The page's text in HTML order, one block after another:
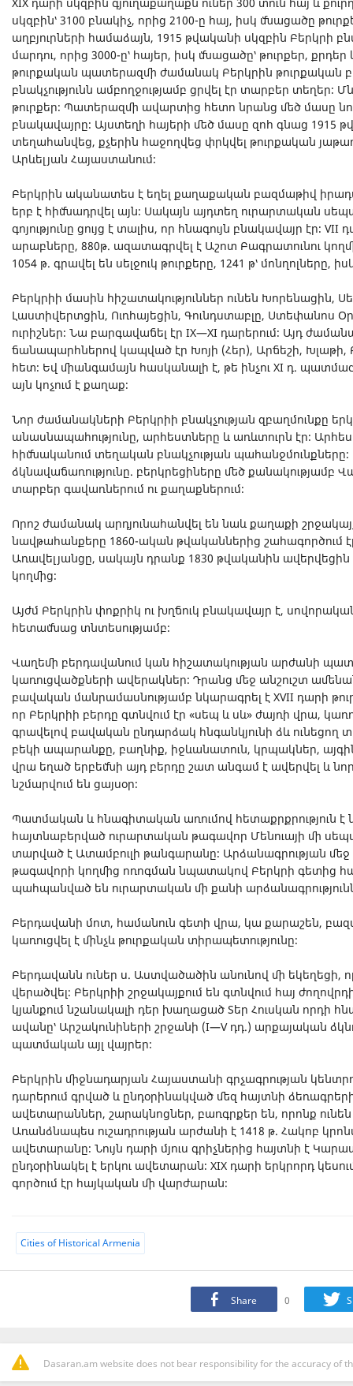
սկզբին՝ 3100 բնակիչ, որից 2100-ը հայ, իսկ մնացածը
աղբյուրների համաձայն, 1915 թվականի սկզբին Բերկրի
մարդու, որից 3000-ը՝ հայեր, իսկ մնացածը՝ թուրքեր,
թուրքական պատերազմի ժամանակ Բերկրին թուրքական
բնակչությունն ամբողջությամբ ցրվել էր տարբեր տեղեր։
թուրքեր։ Պատերազմի ավարտից հետո նրանց մեծ մասը
բնակավայրը։ Այստեղի հայերի մեծ մասը զոհ գնաց 1915
տեղահանվեց, քչերին հաջողվեց փրկվել թուրքական
Արևելյան Հայաստանում։
Բերկրին ականատես է եղել քաղաքական բազմաթիվ
երբ է հիմնադրվել այն։ Սակայն այդտեղ ուրարտական
գոյությունը ցույց է տալիս, որ հնագույն բնակավայր էր։
արաբները, 880թ. ազատագրվել է Աշոտ Բագրատունու
1054 թ. գրավել են սելջուկ թուրքերը, 1241 թ՝ մոնղոլները,
Բերկրիի մասին հիշատակություններ ունեն Խորենացին,
Լաստիվերտցին, Ուռհայեցին, Գունդստաբլը, Ստեփանոս
ուրիշներ։ Նա բարգավաճել էր IX—XI դարերում։ Այդ
ճանապարհներով կապված էր Խոյի (Հեր), Արճեշի, Խլաթի,
հետ։ Եվ միանգամայն հասկանալի է, թե ինչու XI դ.
այն կոչում է քաղաք։
Նոր ժամանակների Բերկրիի բնակչության զբաղմունքը
անասնապահությունը, արհեստները և առևտուրն էր։
հիմնականում տեղական բնակչության պահանջմունքները։
ձկնավաճառությունը. բերկրեցիները մեծ քանակությամբ
տարբեր գավառներում ու քաղաքներում։
Որոշ ժամանակ արդյունահանվել են նաև քաղաքի
նավթահանքերը 1860-ական թվականներից շահագործում
Առավելյանցը, սակայն դրանք 1830 թվականին ավերվեցին
կողմից։
Այժմ Բերկրին փոքրիկ ու խղճուկ բնակավայր է,
հետամնաց տնտեսությամբ։
Վաղեմի բերդավանում կան հիշատակության արժանի
կառուցվածքների ավերակներ։ Դրանց մեջ անշուշտ
բավական մանրամասնությամբ նկարագրել է XVII դարի
որ Բերկրիի բերդը գտնվում էր «սեպ և սև» ժայռի վրա,
գրավելով բավական ընդարձակ հնգանկյունի ձև ունեցող
բեկի ապարանքը, բաղնիք, իջևանատուն, կրպակներ,
վրա եղած երբեմնի այդ բերդը շատ անգամ է ավերվել և
նշմարվում են ցայսօր։
Պատմական և հնագիտական առումով հետաքրքրություն է
հայտնաբերված ուրարտական թագավոր Մենուայի մի
տարված է Ատամբուլի թանգարանը։ Արձանագրության
թագավորի կողմից ոռոգման նպատակով Բերկրի գետից
պահպանված են ուրարտական մի քանի
Բերդավանի մոտ, համանուն գետի վրա, կա քարաշեն,
կառուցվել է մինչև թուրքական տիրապետությունը։
Բերդավանն ուներ ս. Աստվածածին անունով մի եկեղեցի,
վերածվել։ Բերկրիի շրջակայքում են գտնվում հայ
կյանքում նշանակալի դեր խաղացած Տեր Հուսկան որդի
ավանը՝ Արշակունիների շրջանի (I—V դդ.) արքայական
պատմական այլ վայրեր։
Բերկրին միջնադարյան Հայաստանի գրչագրության
դարերում գրված և ընդօրինակված մեզ հայտնի
ավետարաններ, շարակնոցներ, բառգրքեր են, որոնք
Առանձնապես ուշադրության արժանի է 1418 թ. Հակոբ
ավետարանը։ Նույն դարի մյուս գրիչներից հայտնի է
ընդօրինակել է երկու ավետարան։ XIX դարի երկրորդ
գործում էր հայկական մի վարժարան։
Cities of Historical Armenia
Share 0
Dasaran.am website does not bear responsibility for the accuracy of